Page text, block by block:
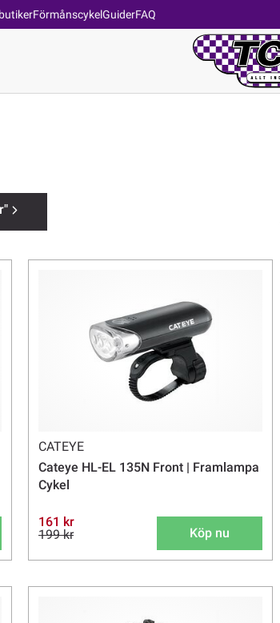
FörmånscykelGuiderFAQ
CATEYE
Cateye HL-EL 135N Front | Framlampa
Cykel
161 kr
199 kr
Köp nu